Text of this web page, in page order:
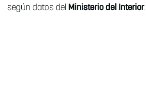
según datos del Ministerio del Interior.